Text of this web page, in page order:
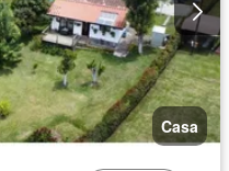
Casa